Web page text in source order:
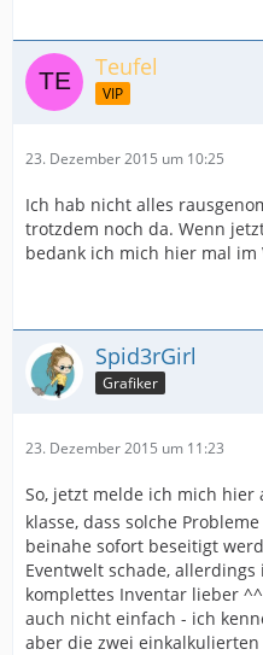
Teufel
VIP
23. Dezember 2015 um 10:25
Ich hab nicht alles
trotzdem noch da. Wenn
bedank ich mich hier mal im
Spid3rGirl
Grafiker
23. Dezember 2015 um 11:23
So, jetzt melde ich mich hier
klasse, dass solche
beinahe sofort beseitigt
Eventwelt schade,
komplettes Inventar lieber
auch nicht einfach - ich
aber die zwei